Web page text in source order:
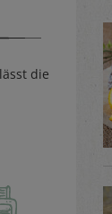
die